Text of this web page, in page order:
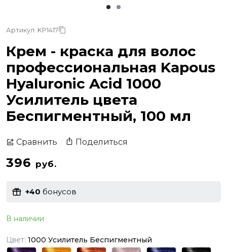
Артикул: KP1417
Крем - краска для волос
профессиональная Kapous
Hyaluronic Acid 1000
Усилитель цвета
Беспигментный, 100 мл
Сравнить Поделиться
396 руб.
+40 бонусов
В наличии
Цвет: 1000 Усилитель Беспигментный